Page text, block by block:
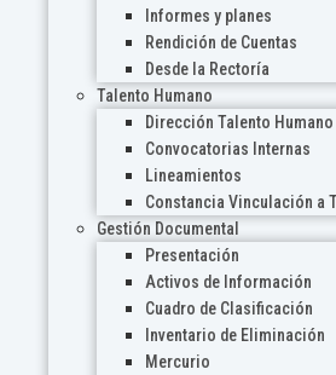
Informes y planes
Rendición de Cuentas
Desde la Rectoría
Talento Humano
Dirección Talento Humano
Convocatorias Internas
Lineamientos
Constancia Vinculación a
Gestión Documental
Presentación
Activos de Información
Cuadro de Clasificación
Inventario de Eliminación
Mercurio